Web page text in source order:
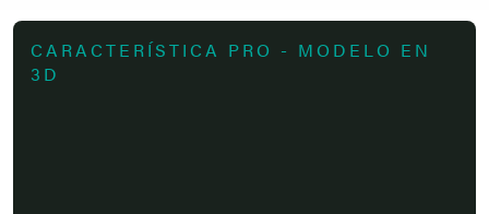
CARACTERÍSTICA PRO - MODELO EN
3D